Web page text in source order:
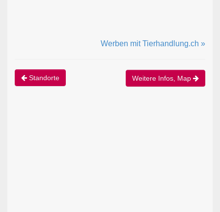
Werben mit Tierhandlung.ch »
Standorte Weitere Infos, Map